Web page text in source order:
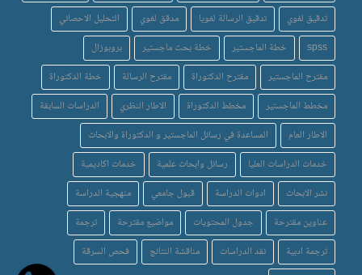
تدقيق لغوي
تدقيق الرسالة لغويا مدقق لغوي
التحليل الاحصائي
spss
خطة الماجستير خطة بحث ماجستير
بروبوزال
مقترح الماجستير
مقترح الدكتوراة مقترح الرسالة
خطة الدكتوراة
مخطط الماجستير
مخطط الدكتوراة الاطار النظري
الدراسات السابقة
الاطار العام
المساعدة في رسائل الماجستير و الدكتوراة والابحاث
خدمات الدراسات العليا
رسائل وابحاث علمية
خدمات اكاديمية
نشر الابحاث
ادوات الدراسة قبول جامعي
منهجية الدراسة
عناوين مقترحة
جدول المحتويات مواضيع مقترحة
ترجمة
ترجمة ادبية
نقد الدراسات مناقشة النتائج
فحص السرقة